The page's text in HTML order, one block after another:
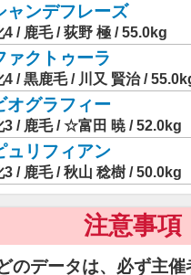
ャンデフレーズ
4 / 鹿毛 / 荻野 極 / 55.0kg
ァクトゥーラ
4 / 黒鹿毛 / 川又 賢治 /
オグラフィー
3 / 鹿毛 / ☆富田 暁 / 52.0kg
ュリフィアン
3 / 鹿毛 / 秋山 稔樹 / 50.0kg
注意事項
のデータは、必ず主